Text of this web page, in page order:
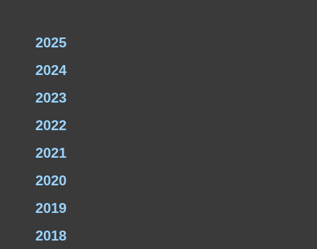
2025
2024
2023
2022
2021
2020
2019
2018